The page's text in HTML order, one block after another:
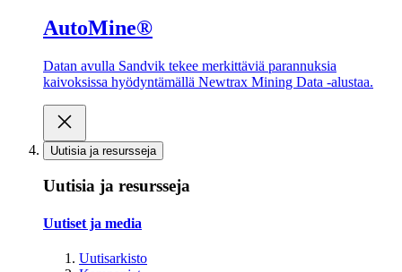
AutoMine®
Datan avulla Sandvik tekee merkittäviä parannuksia
kaivoksissa hyödyntämällä Newtrax Mining Data -alustaa.
Uutisia ja resursseja
Uutisia ja resursseja
Uutiset ja media
Uutisarkisto